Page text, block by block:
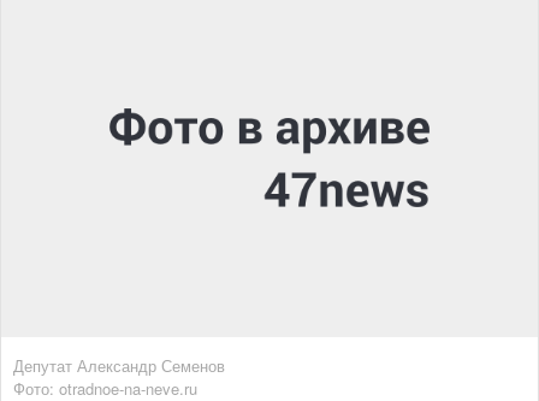
Депутат Александр Семенов
Фото: otradnoe-na-neve.ru